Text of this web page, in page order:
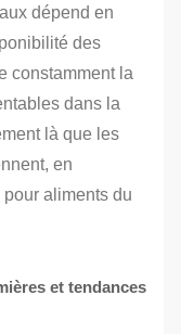
dépend en
des
constamment la
dans la
là que les
en
aliments du
et tendances